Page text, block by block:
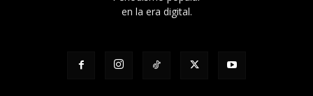
en la era digital.